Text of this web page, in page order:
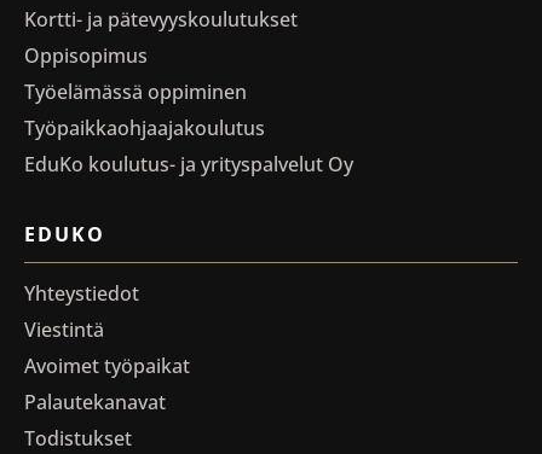
Kortti- ja pätevyyskoulutukset
Oppisopimus
Työelämässä oppiminen
Työpaikkaohjaajakoulutus
EduKo koulutus- ja yrityspalvelut Oy
EDUKO
Yhteystiedot
Viestintä
Avoimet työpaikat
Palautekanavat
Todistukset